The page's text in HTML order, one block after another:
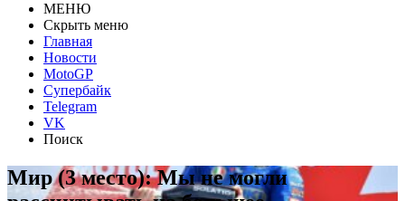
МЕНЮ
Скрыть меню
Главная
Новости
MotoGP
Супербайк
Telegram
VK
Поиск
Мир (3 место): Мы не могли